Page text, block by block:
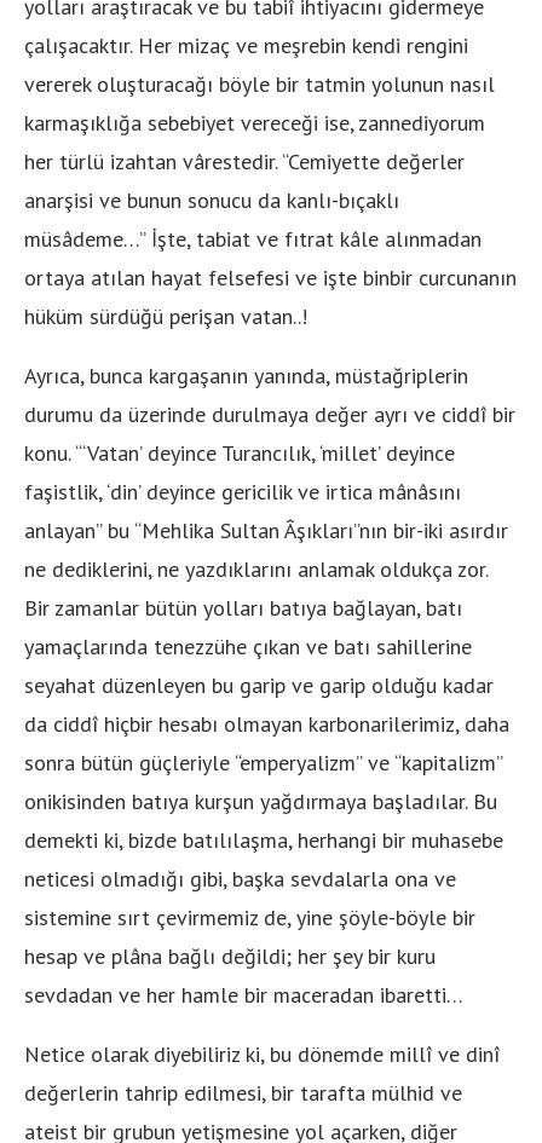
yolları araştıracak ve bu tabiî ihtiyacını gidermeye
çalışacaktır. Her mizaç ve meşrebin kendi rengini
vererek oluşturacağı böyle bir tatmin yolunun nasıl
karmaşıklığa sebebiyet vereceği ise, zannediyorum
her türlü izahtan vârestedir. “Cemiyette değerler
anarşisi ve bunun sonucu da kanlı-bıçaklı
müsâdeme…” İşte, tabiat ve fıtrat kâle alınmadan
ortaya atılan hayat felsefesi ve işte binbir curcunanın
hüküm sürdüğü perişan vatan..!
Ayrıca, bunca kargaşanın yanında, müstağriplerin
durumu da üzerinde durulmaya değer ayrı ve ciddî bir
konu. “‘Vatan’ deyince Turancılık, ‘millet’ deyince
faşistlik, ‘din’ deyince gericilik ve irtica mânâsını
anlayan” bu “Mehlika Sultan Âşıkları”nın bir-iki asırdır
ne dediklerini, ne yazdıklarını anlamak oldukça zor.
Bir zamanlar bütün yolları batıya bağlayan, batı
yamaçlarında tenezzühe çıkan ve batı sahillerine
seyahat düzenleyen bu garip ve garip olduğu kadar
da ciddî hiçbir hesabı olmayan karbonarilerimiz, daha
sonra bütün güçleriyle “emperyalizm” ve “kapitalizm”
onikisinden batıya kurşun yağdırmaya başladılar. Bu
demekti ki, bizde batılılaşma, herhangi bir muhasebe
neticesi olmadığı gibi, başka sevdalarla ona ve
sistemine sırt çevirmemiz de, yine şöyle-böyle bir
hesap ve plâna bağlı değildi; her şey bir kuru
sevdadan ve her hamle bir maceradan ibaretti…
Netice olarak diyebiliriz ki, bu dönemde millî ve dinî
değerlerin tahrip edilmesi, bir tarafta mülhid ve
ateist bir grubun yetişmesine yol açarken, diğer